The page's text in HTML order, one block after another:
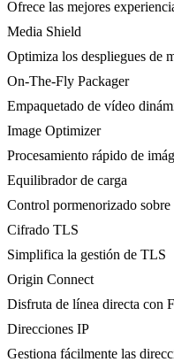
Ofrece las mejores
Media Shield
Optimiza los despliegues de
On-The-Fly Packager
Empaquetado de vídeo
Image Optimizer
Procesamiento rápido de
Equilibrador de carga
Control pormenorizado
Cifrado TLS
Simplifica la gestión de TLS
Origin Connect
Disfruta de línea directa con
Direcciones IP
Gestiona fácilmente las